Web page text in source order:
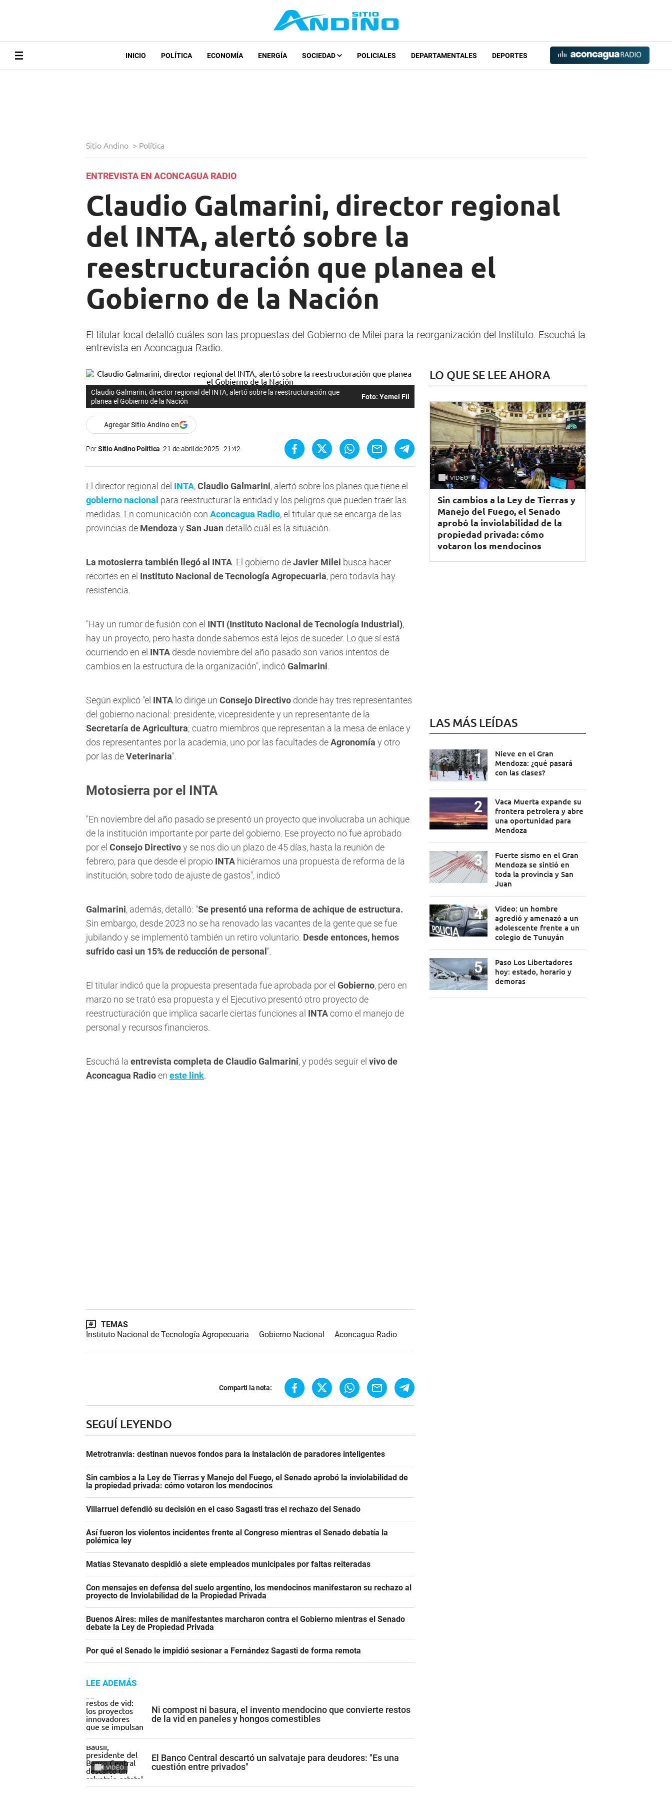
INICIO POLÍTICA ECONOMÍA ENERGÍA SOCIEDAD POLICIALES DEPARTAMENTALES DEPORTES
Sitio Andino > Política
ENTREVISTA EN ACONCAGUA RADIO
Claudio Galmarini, director regional
del INTA, alertó sobre la
reestructuración que planea el
Gobierno de la Nación
El titular local detalló cuáles son las propuestas del Gobierno de Milei para la reorganización del Instituto. Escuchá la
entrevista en Aconcagua Radio.
Claudio Galmarini, director regional del INTA, alertó sobre la reestructuración que
planea el Gobierno de la Nación
Foto: Yemel Fil
Agregar Sitio Andino en
PorSitio Andino Política 21 de abril de 2025 - 21:42
El director regional del INTA,Claudio Galmarini, alertó sobre los planes que tiene el
gobierno nacional para reestructurar la entidad y los peligros que pueden traer las
medidas. En comunicación con Aconcagua Radio, el titular que se encarga de las
provincias de Mendoza y San Juan detalló cuál es la situación.
La motosierra también llegó al INTA. El gobierno deJavier Milei busca hacer
recortes en el Instituto Nacional de Tecnología Agropecuaria, pero todavía hay
resistencia.
"Hay un rumor de fusión con el INTI (Instituto Nacional de Tecnología Industrial),
hay un proyecto, pero hasta donde sabemos está lejos de suceder. Lo que sí está
ocurriendo en el INTA desde noviembre del año pasado son varios intentos de
cambios en la estructura de la organización", indicóGalmarini.
Según explicó "el INTA lo dirige un Consejo Directivo donde hay tres representantes
del gobierno nacional: presidente, vicepresidente y un representante de la
Secretaría de Agricultura; cuatro miembros que representan a la mesa de enlace y
dos representantes por la academia, uno por las facultades deAgronomía y otro
por las deVeterinaria".
Motosierra por el INTA
"En noviembre del año pasado se presentó un proyecto que involucraba un achique
de la institución importante por parte del gobierno. Ese proyecto no fue aprobado
por el Consejo Directivoy se nos dio un plazo de 45 días, hasta la reunión de
febrero, para que desde el propio INTA hiciéramos una propuesta de reforma de la
institución, sobre todo de ajuste de gastos", indicó
Galmarini, además, detalló: "Se presentó una reforma de achique de estructura.
Sin embargo, desde 2023 no se ha renovado las vacantes de la gente que se fue
jubilando y se implementó también un retiro voluntario. Desde entonces, hemos
sufrido casi un 15% de reducción de personal ".
El titular indicó que la propuesta presentada fue aprobada por el Gobierno, pero en
marzo no se trató esa propuesta y el Ejecutivo presentó otro proyecto de
reestructuración que implica sacarle ciertas funciones al INTAcomo el manejo de
personal y recursos financieros.
Escuchá la entrevista completa de Claudio Galmarini, y podés seguir el vivo de
Aconcagua Radioen este link.
TEMAS
Instituto Nacional de Tecnología Agropecuaria
Gobierno Nacional Aconcagua Radio
Compartí la nota:
SEGUÍ LEYENDO
Metrotranvía: destinan nuevos fondos para la instalación de paradores inteligentes
Sin cambios a la Ley de Tierras y Manejo del Fuego, el Senado aprobó la inviolabilidad de
la propiedad privada: cómo votaron los mendocinos
Villarruel defendió su decisión en el caso Sagasti tras el rechazo del Senado
Así fueron los violentos incidentes frente al Congreso mientras el Senado debatía la
polémica ley
Matías Stevanato despidió a siete empleados municipales por faltas reiteradas
Con mensajes en defensa del suelo argentino, los mendocinos manifestaron su rechazo al
proyecto de Inviolabilidad de la Propiedad Privada
Buenos Aires: miles de manifestantes marcharon contra el Gobierno mientras el Senado
debate la Ley de Propiedad Privada
Por qué el Senado le impidió sesionar a Fernández Sagasti de forma remota
LEE ADEMÁS
Ni compost ni basura, el invento mendocino que convierte restos
de la vid en paneles y hongos comestibles
VIDEO
El Banco Central descartó un salvataje para deudores: "Es una
cuestión entre privados"
LO QUE SE LEE AHORA
VIDEO
Sin cambios a la Ley de Tierras y
Manejo del Fuego, el Senado
aprobó la inviolabilidad de la
propiedad privada: cómo
votaron los mendocinos
LAS MÁS LEÍDAS
Nieve en el Gran
Mendoza: ¿qué pasará
con las clases?
Vaca Muerta expande su
frontera petrolera y abre
una oportunidad para
Mendoza
Fuerte sismo en el Gran
Mendoza se sintió en
toda la provincia y San
Juan
Video: un hombre
agredió y amenazó a un
adolescente frente a un
colegio de Tunuyán
Paso Los Libertadores
hoy: estado, horario y
demoras